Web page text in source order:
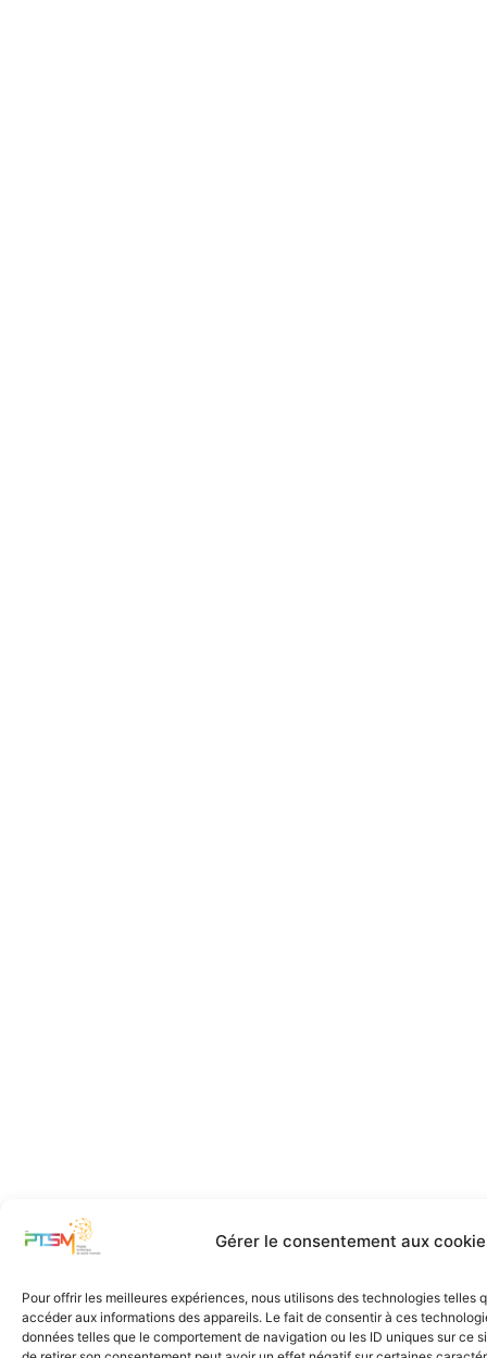
Gérer le consentement aux
Pour offrir les meilleures expériences, nous utilisons des technologies telles
accéder aux informations des appareils. Le fait de consentir à ces
données telles que le comportement de navigation ou les ID uniques sur ce